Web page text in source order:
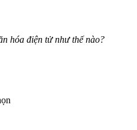
hóa điện tử như thế nào?